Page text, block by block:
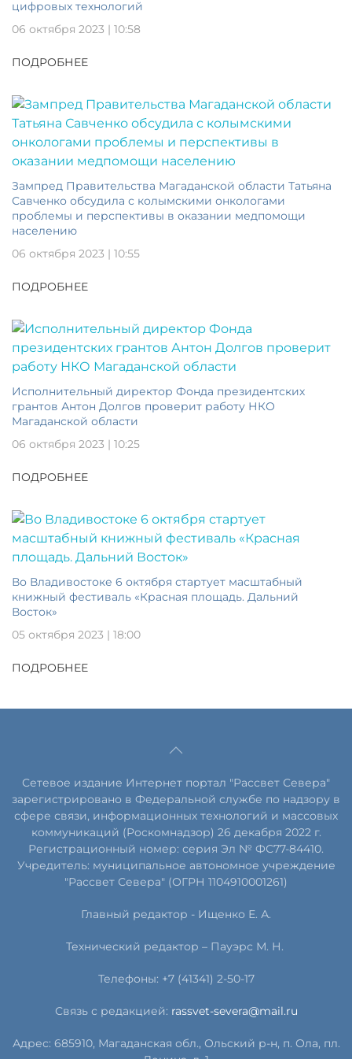
цифровых технологий
06 октября 2023 | 10:58
ПОДРОБНЕЕ
Зампред Правительства Магаданской области Татьяна
Савченко обсудила с колымскими онкологами
проблемы и перспективы в оказании медпомощи
населению
06 октября 2023 | 10:55
ПОДРОБНЕЕ
Исполнительный директор Фонда президентских
грантов Антон Долгов проверит работу НКО
Магаданской области
06 октября 2023 | 10:25
ПОДРОБНЕЕ
Во Владивостоке 6 октября стартует масштабный
книжный фестиваль «Красная площадь. Дальний
Восток»
05 октября 2023 | 18:00
ПОДРОБНЕЕ
Сетевое издание Интернет портал "Рассвет Севера"
зарегистрировано в Федеральной службе по надзору в
сфере связи, информационных технологий и массовых
коммуникаций (Роскомнадзор) 26 декабря 2022 г.
Регистрационный номер: серия Эл № ФС77-84410.
Учредитель: муниципальное автономное учреждение
"Рассвет Севера" (ОГРН 1104910001261)
Главный редактор - Ищенко Е. А.
Технический редактор – Пауэрс М. Н.
Телефоны: +7 (41341) 2-50-17
Связь с редакцией: rassvet-severa@mail.ru
Адрес: 685910, Магаданская обл., Ольский р-н, п. Ола, пл.